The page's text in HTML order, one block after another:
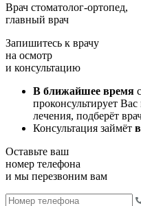
Врач стоматолог-ортопед,
главный врач
Запишитесь к врачу
на осмотр
и консультацию
В ближайшее время
проконсультирует
лечения, подберёт
Консультация займёт
Оставьте ваш
номер телефона
и мы перезвоним вам